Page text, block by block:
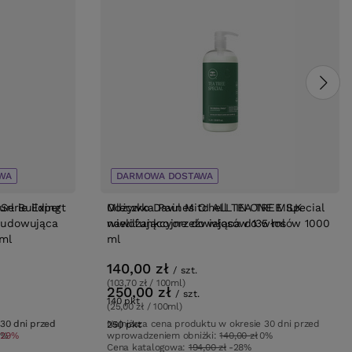
Building
dni przed
OFERTA DARMOWA DOSTAWA
Mleczko Davines OI ALL IN ONE MILK
wielofunkcyjne do włosów 135 ml
140,00 zł / szt.
(103,70 zł / 100ml)
140pktpunktów
Najniższa cena produktu w okresie 30 dni przed
wprowadzeniem obniżki:140,00 zł 0%
Cena katalogowa: 194,00 zł -28%
Expert
dni przed
DARMOWA DOSTAWA
Odżywka Paul Mitchell TEA TREE Special
nawilżająco orzeźwiająca do włosów 1000
ml
250,00 zł / szt.
(25,00 zł / 100ml)
250pktpunktów